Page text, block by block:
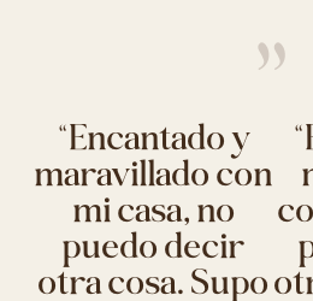
”
“Encantado y
maravillado con
mi casa, no
puedo decir
otra cosa. Supo